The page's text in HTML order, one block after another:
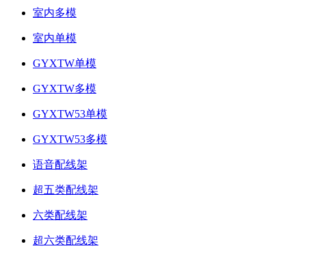
室内多模
室内单模
GYXTW单模
GYXTW多模
GYXTW53单模
GYXTW53多模
语音配线架
超五类配线架
六类配线架
超六类配线架